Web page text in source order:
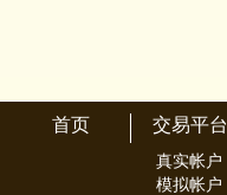
首页 交易平台
真实帐户
模拟帐户